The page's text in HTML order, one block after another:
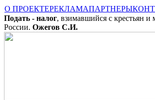
О ПРОЕКТЕРЕКЛАМАПАРТНЕРЫ
Подать - налог, взимавшийся с крестьян и
России. Ожегов С.И.